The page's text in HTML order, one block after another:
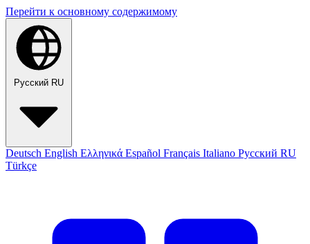
Перейти к основному содержимому
Русский RU
Deutsch English Ελληνικά Español Français Italiano Русский RU
Türkçe